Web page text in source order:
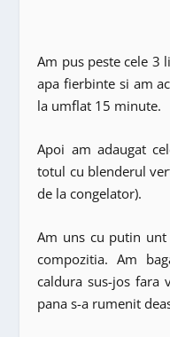
Am pus peste cele 3
apa fierbinte si am
la umflat 15 minute.
Apoi am adaugat
totul cu blenderul
de la congelator).
Am uns cu putin
compozitia. Am
caldura sus-jos fara
pana s-a rumenit